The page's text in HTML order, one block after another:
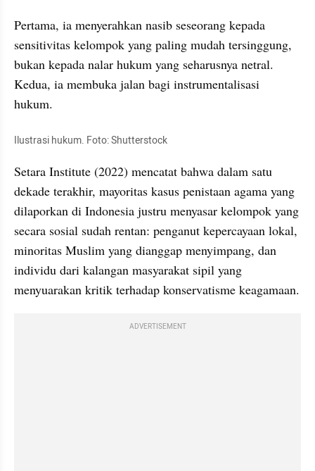
Pertama, ia menyerahkan nasib seseorang kepada
sensitivitas kelompok yang paling mudah tersinggung,
bukan kepada nalar hukum yang seharusnya netral.
Kedua, ia membuka jalan bagi instrumentalisasi
hukum.
Ilustrasi hukum. Foto: Shutterstock
Setara Institute (2022) mencatat bahwa dalam satu
dekade terakhir, mayoritas kasus penistaan agama yang
dilaporkan di Indonesia justru menyasar kelompok yang
secara sosial sudah rentan: penganut kepercayaan lokal,
minoritas Muslim yang dianggap menyimpang, dan
individu dari kalangan masyarakat sipil yang
menyuarakan kritik terhadap konservatisme keagamaan.
ADVERTISEMENT